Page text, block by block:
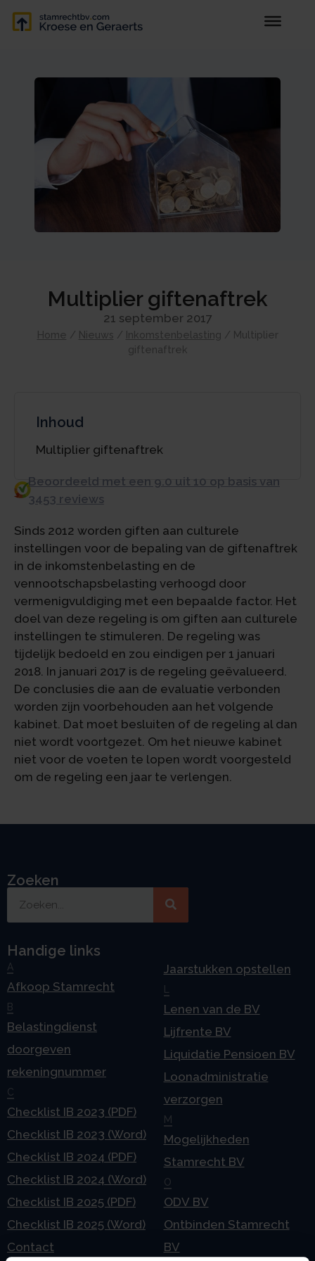
Multiplier giftenaftrek
21 september 2017
Home / Nieuws / Inkomstenbelasting / Multiplier
giftenaftrek
Inhoud
Multiplier giftenaftrek
Beoordeeld met een 9.0 uit 10 op basis van
3453 reviews
Sinds 2012 worden giften aan culturele
instellingen voor de bepaling van de giftenaftrek
in de inkomstenbelasting en de
vennootschapsbelasting verhoogd door
vermenigvuldiging met een bepaalde factor. Het
doel van deze regeling is om giften aan culturele
instellingen te stimuleren. De regeling was
tijdelijk bedoeld en zou eindigen per 1 januari
2018. In januari 2017 is de regeling geëvalueerd.
De conclusies die aan de evaluatie verbonden
worden zijn voorbehouden aan het volgende
kabinet. Dat moet besluiten of de regeling al dan
niet wordt voortgezet. Om het nieuwe kabinet
niet voor de voeten te lopen wordt voorgesteld
om de regeling een jaar te verlengen.
Zoeken
Handige links
A
Afkoop Stamrecht
B
Belastingdienst
doorgeven
rekeningnummer
C
Checklist IB 2023 (PDF)
Checklist IB 2023 (Word)
Checklist IB 2024 (PDF)
Checklist IB 2024 (Word)
Checklist IB 2025 (PDF)
Checklist IB 2025 (Word)
Contact
Jaarstukken opstellen
Lenen van de BV
Lijfrente BV
Liquidatie Pensioen BV
Loonadministratie
verzorgen
M
Mogelijkheden
Stamrecht BV
O
ODV BV
Ontbinden Stamrecht
BV